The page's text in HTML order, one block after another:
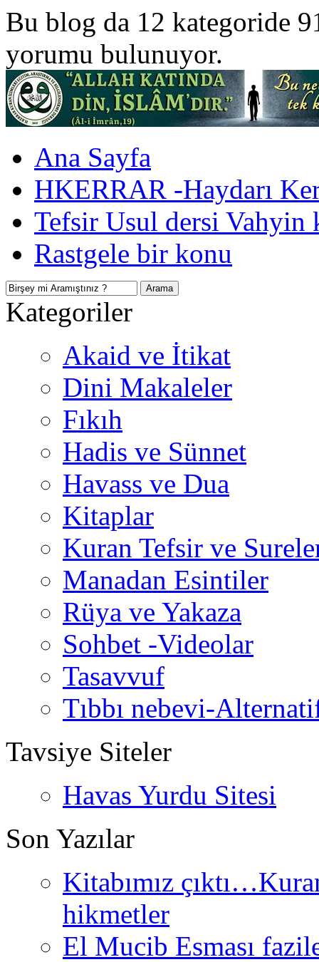
Bu blog da 12 kategoride
yorumu bulunuyor.
Ana Sayfa
HKERRAR -Haydarı
Tefsir Usul dersi Vahyin
Rastgele bir konu
Kategoriler
Akaid ve İtikat
Dini Makaleler
Fıkıh
Hadis ve Sünnet
Havass ve Dua
Kitaplar
Kuran Tefsir ve
Manadan Esintiler
Rüya ve Yakaza
Sohbet -Videolar
Tasavvuf
Tıbbı nebevi-
Tavsiye Siteler
Havas Yurdu Sitesi
Son Yazılar
Kitabımız
hikmetler
El Mucib Esması